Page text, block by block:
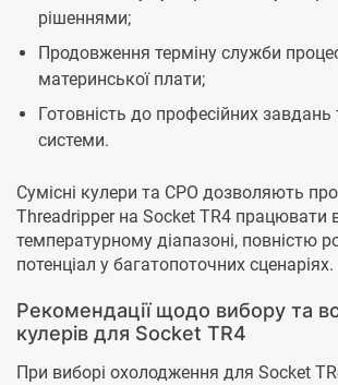
рішеннями;
Продовження терміну служби
материнської плати;
Готовність до професійних завдань
системи.
Сумісні кулери та СРО дозволяють
Threadripper на Socket TR4 працювати
температурному діапазоні, повністю
потенціал у багатопоточних сценаріях.
Рекомендації щодо вибору та
кулерів для Socket TR4
При виборі охолодження для Socket